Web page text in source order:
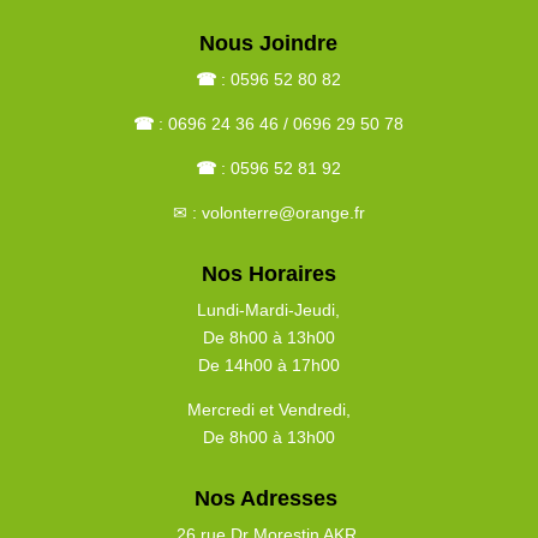
Nous Joindre
☎ : 0596 52 80 82
☎ : 0696 24 36 46 / 0696 29 50 78
☎ : 0596 52 81 92
✉ : volonterre@orange.fr
Nos Horaires
Lundi-Mardi-Jeudi
De 8h00 à 13h00
De 14h00 à 17h00
Mercredi et Vendredi,
De 8h00 à 13h00
Nos Adresses
26 rue Dr Morestin AKR